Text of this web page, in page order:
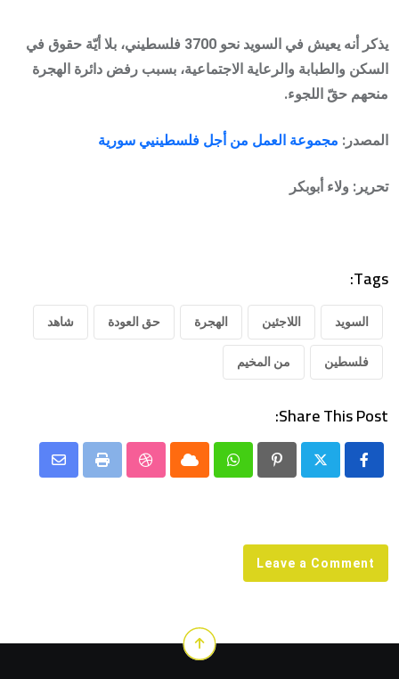
يذكر أنه يعيش في السويد نحو 3700 فلسطيني، بلا أيّة حقوق في
السكن والطبابة والرعاية الاجتماعية، بسبب رفض دائرة الهجرة
منحهم حقّ اللجوء.
المصدر: مجموعة العمل من أجل فلسطينيي سورية
تحرير: ولاء أبوبكر
Tags:
السويد اللاجئين الهجرة حق العودة شاهد
فلسطين من المخيم
Share This Post:
Pinterest
Whatsapp
Cloud
StumbleUpon
Print
Share
Leave a Comment